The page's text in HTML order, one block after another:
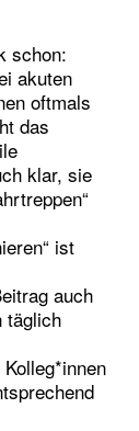
schon:
akuten
oftmals
das
klar, sie
ist
auch
täglich